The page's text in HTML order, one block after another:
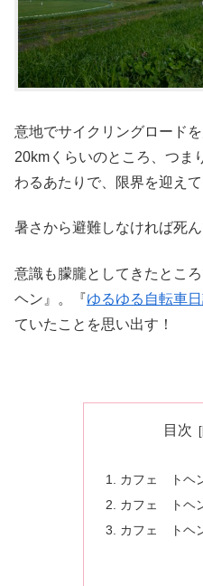
意地でサイクリングロード
20kmくらいのところ、つま
わるあたりで、限界を迎えて
暑さから避難しなければ死ん
意識も朦朧としてきたとこ
ヘン』。『ゆるゆる自転車
ていたことを思い出す！
目次
カフェ トヘ
カフェ トヘ
カフェ トヘ